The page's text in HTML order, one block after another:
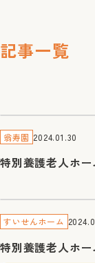
記事一覧
特別養護老人ホ
翁寿園 2024.01.30
特別養護老人ホ
すいせんホーム